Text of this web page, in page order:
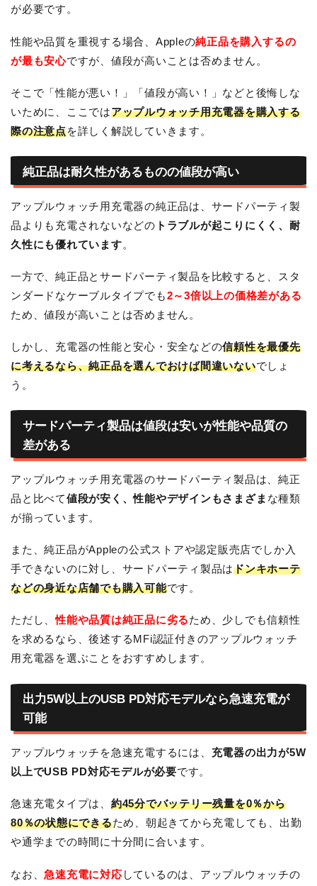
が必要です。
性能や品質を重視する場合、Appleの純正品を購入するの
が最も安心ですが、値段が高いことは否めません。
そこで「性能が悪い！」「値段が高い！」などと後悔しな
いために、ここではアップルウォッチ用充電器を購入する
際の注意点を詳しく解説していきます。
純正品は耐久性があるものの値段が高い
アップルウォッチ用充電器の純正品は、サードパーティ製
品よりも充電されないなどの トラブルが起こりにくく、耐
久性にも優れています。
一方で、純正品とサードパーティ製品を比較すると、スタ
ンダードなケーブルタイプでも2～3倍以上の価格差がある
ため、値段が高いことは否めません。
しかし、充電器の性能と安心・安全などの信頼性を最優先
に考えるなら、純正品を選んでおけば間違いないでしょ
う。
サードパーティ製品は値段は安いが性能や品質の
差がある
アップルウォッチ用充電器のサードパーティ製品は、純正
品と比べて値段が安く、性能やデザインもさまざま な種類
が揃っています。
また、純正品がAppleの公式ストアや認定販売店でしか入
手できないのに対し、サードパーティ製品はドンキホーテ
などの身近な店舗でも購入可能です。
ただし、性能や品質は純正品に劣るため、少しでも信頼性
を求めるなら、後述するMFi認証付きのアップルウォッチ
用充電器を選ぶことをおすすめします。
出力5W以上のUSB PD対応モデルなら急速充電が
可能
アップルウォッチを急速充電するには、 充電器の出力が5W
以上でUSB PD対応モデルが必要です。
急速充電タイプは、 約45分でバッテリー残量を0％から
80％の状態にできるため、朝起きてから充電しても、出勤
や通学までの時間に十分間に合います。
なお、急速充電に対応しているのは、アップルウォッチの